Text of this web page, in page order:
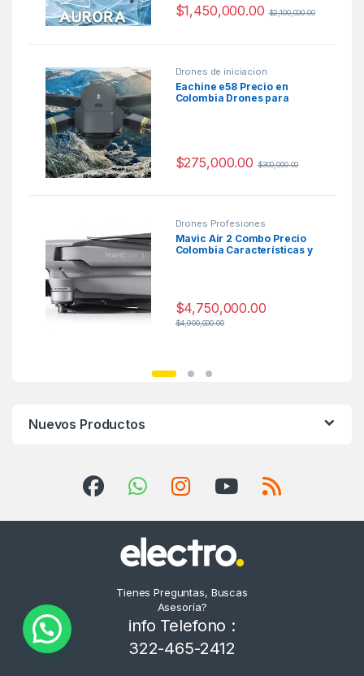
$1,450,000.00 $2,100,000.00
Drones de iniciacion
Eachine e58 Precio en
Colombia Drones para
$275,000.00 $300,000.00
Drones Profesiones
Mavic Air 2 Combo Precio
Colombia Características y
$4,750,000.00
$4,900,000.00
Nuevos Productos
Tienes Preguntas, Buscas
Asesoría?
info Telefono :
322-465-2412